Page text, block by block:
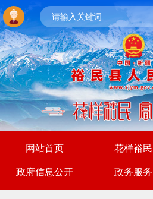
网站首页 花样裕民
政府信息公开 政务服务